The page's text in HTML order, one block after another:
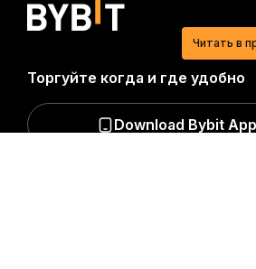
Торгуйте когда и где удобно
Download Bybit App
20 USDT для легкого старта
криптовалют
Зарегистрируйтесь, внесите депозит и
Читать в